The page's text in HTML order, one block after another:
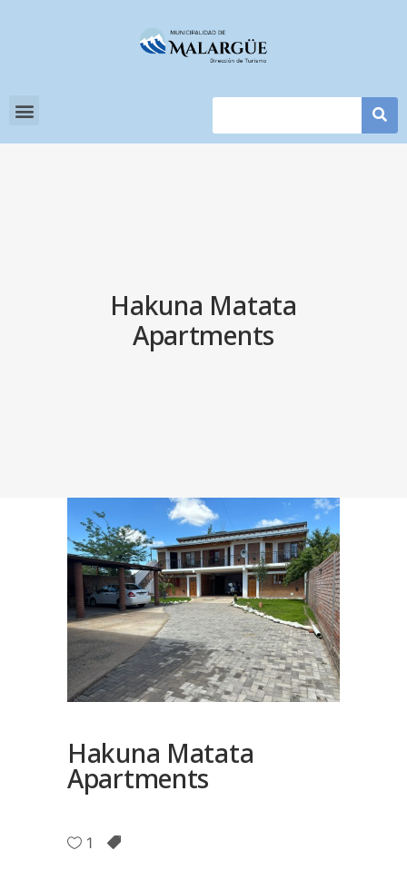
Hakuna Matata
Apartments
Hakuna Matata
Apartments
1